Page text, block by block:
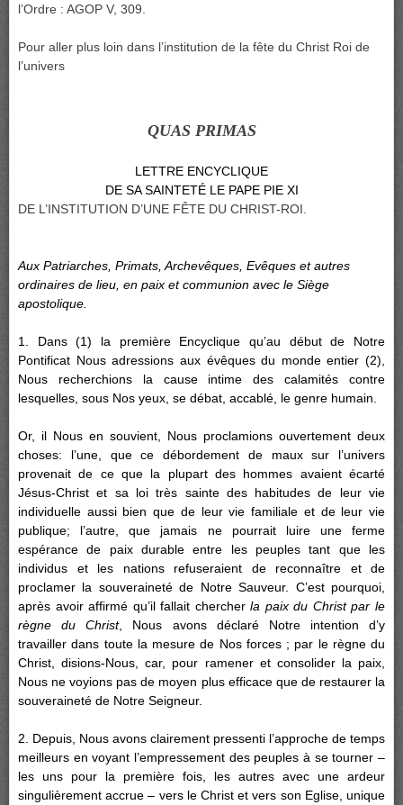
l’Ordre : AGOP V, 309.
Pour aller plus loin dans l’institution de la fête du Christ Roi de
l’univers
QUAS PRIMAS
LETTRE ENCYCLIQUE
DE SA SAINTETÉ LE PAPE PIE XI
DE L’INSTITUTION D’UNE FÊTE DU CHRIST-ROI.
Aux Patriarches, Primats, Archevêques, Evêques et autres
ordinaires de lieu, en paix et communion avec le Siège
apostolique.
1. Dans (1) la première Encyclique qu’au début de Notre
Pontificat Nous adressions aux évêques du monde entier (2),
Nous recherchions la cause intime des calamités contre
lesquelles, sous Nos yeux, se débat, accablé, le genre humain.
Or, il Nous en souvient, Nous proclamions ouvertement deux
choses: l’une, que ce débordement de maux sur l’univers
provenait de ce que la plupart des hommes avaient écarté
Jésus-Christ et sa loi très sainte des habitudes de leur vie
individuelle aussi bien que de leur vie familiale et de leur vie
publique; l’autre, que jamais ne pourrait luire une ferme
espérance de paix durable entre les peuples tant que les
individus et les nations refuseraient de reconnaître et de
proclamer la souveraineté de Notre Sauveur. C’est pourquoi,
après avoir affirmé qu’il fallait chercherla paix du Christ par le
règne du Christ, Nous avons déclaré Notre intention d’y
travailler dans toute la mesure de Nos forces ; par le règne du
Christ, disions-Nous, car, pour ramener et consolider la paix,
Nous ne voyions pas de moyen plus efficace que de restaurer la
souveraineté de Notre Seigneur.
2. Depuis, Nous avons clairement pressenti l’approche de temps
meilleurs en voyant l’empressement des peuples à se tourner –
les uns pour la première fois, les autres avec une ardeur
singulièrement accrue – vers le Christ et vers son Eglise, unique